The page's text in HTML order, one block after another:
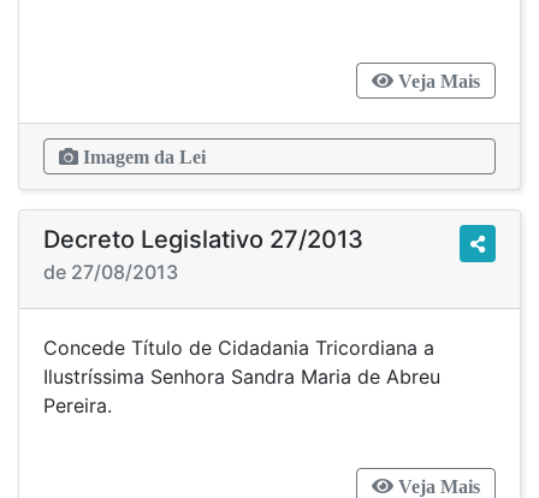
Veja Mais
Imagem da Lei
Decreto Legislativo 27/2013
de 27/08/2013
Concede Título de Cidadania Tricordiana a
Ilustríssima Senhora Sandra Maria de Abreu
Pereira.
Veja Mais